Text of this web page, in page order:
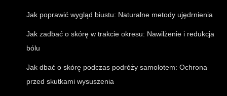
Jak poprawić wygląd biustu: Naturalne metody ujędrnienia
Jak zadbać o skórę w trakcie okresu: Nawilżenie i redukcja
bólu
Jak dbać o skórę podczas podróży samolotem: Ochrona
przed skutkami wysuszenia